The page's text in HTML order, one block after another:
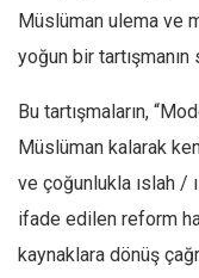
Sosyal Medya
Twitter
Editörden
Yazarlar
Müslüman ulema ve
yoğun bir
Bu tartışmaların,
Müslüman kalarak
ve çoğunlukla ıslah /
ifade edilen reform
kaynaklara dönüş